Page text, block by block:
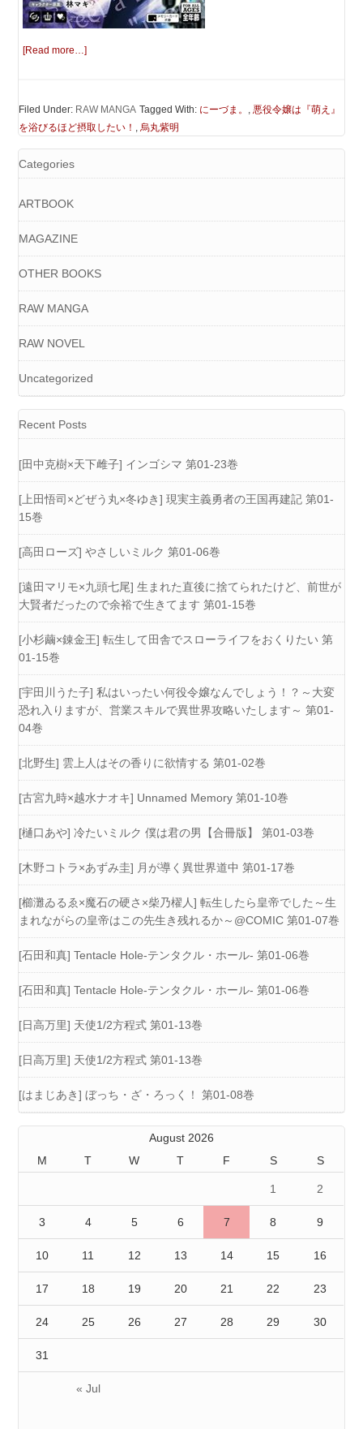
[Read more…]
Filed Under: RAW MANGA Tagged With: にーづま。 ,悪役令嬢は『萌え』
を浴びるほど摂取したい！ ,烏丸紫明
Categories
ARTBOOK
MAGAZINE
OTHER BOOKS
RAW MANGA
RAW NOVEL
Uncategorized
Recent Posts
[田中克樹×天下雌子] インゴシマ 第01-23巻
[上田悟司×どぜう丸×冬ゆき] 現実主義勇者の王国再建記 第01-
15巻
[高田ローズ] やさしいミルク 第01-06巻
[遠田マリモ×九頭七尾] 生まれた直後に捨てられたけど、前世が
大賢者だったので余裕で生きてます 第01-15巻
[小杉繭×錬金王] 転生して田舎でスローライフをおくりたい 第
01-15巻
[宇田川うた子] 私はいったい何役令嬢なんでしょう！？～大変
恐れ入りますが、営業スキルで異世界攻略いたします～ 第01-
04巻
[北野生] 雲上人はその香りに欲情する 第01-02巻
[古宮九時×越水ナオキ] Unnamed Memory 第01-10巻
[樋口あや] 冷たいミルク 僕は君の男【合冊版】 第01-03巻
[木野コトラ×あずみ圭] 月が導く異世界道中 第01-17巻
[櫛灘ゐるゑ×魔石の硬さ×柴乃櫂人] 転生したら皇帝でした～生
まれながらの皇帝はこの先生き残れるか～@COMIC 第01-07巻
[石田和真] Tentacle Hole-テンタクル・ホール- 第01-06巻
[石田和真] Tentacle Hole-テンタクル・ホール- 第01-06巻
[日高万里] 天使1/2方程式 第01-13巻
[日高万里] 天使1/2方程式 第01-13巻
[はまじあき] ぼっち・ざ・ろっく！ 第01-08巻
August 2026
M
T W T F S S
« Jul
1 2
3 4 5 6 7 8 9
10 11 12 13 14 15 16
17 18 19 20 21 22 23
24 25 26 27 28 29 30
31